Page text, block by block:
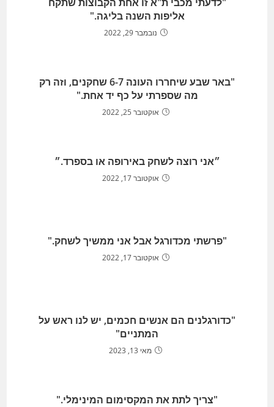
אליפות השנה בליגה."
נובמבר 29, 2022
"באר שבע שיחררו העונה 6-7 שחקנים, וזה רק
מה שספרתי על כף יד אחת."
אוקטובר 25, 2022
״אני רוצה לשחק באירופה או בספרד.״
אוקטובר 17, 2022
"פרשתי מכדורגל אבל אני ממשיך לשחק."
אוקטובר 17, 2022
"כדורגלנים הם אנשים חכמים, יש לנו ראש על
המתניים"
מאי 13, 2023
"צריך לתת את המקסימום המינימלי."